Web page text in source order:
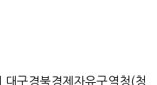
구경북경제자유구역청(청